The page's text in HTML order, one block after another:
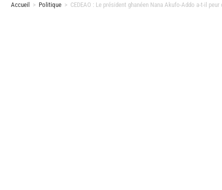
Accueil > Politique > CEDEAO : Le président ghanéen Nana Akufo-Addo a-t-il peur